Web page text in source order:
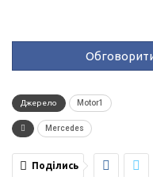
Джерело Motor1
Mercedes
Поділись